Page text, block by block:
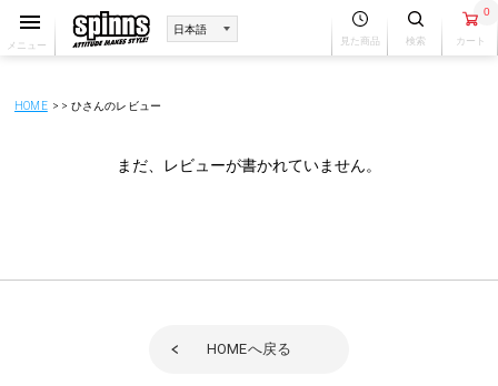
メニュー 見た商品 検索
0
カート
HOME ひさんのレビュー
まだ、レビューが書かれていません。
HOMEへ戻る